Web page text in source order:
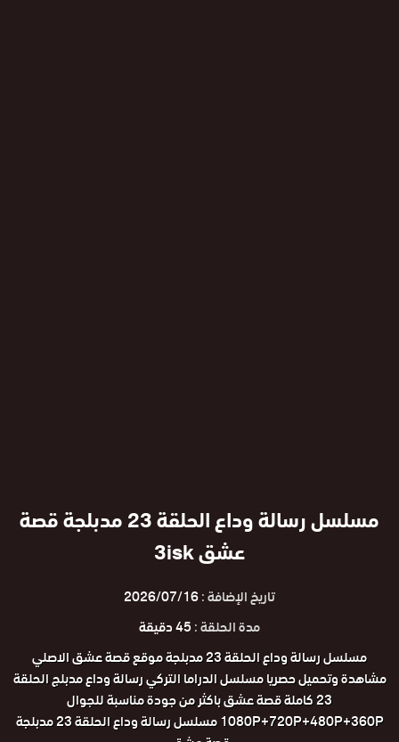
مسلسل رسالة وداع الحلقة 23 مدبلجة قصة
عشق 3isk
تاريخ الإضافة :2026/07/16
مدة الحلقة :45 دقيقة
مسلسل رسالة وداع الحلقة 23 مدبلجة موقع قصة عشق الاصلي
مشاهدة وتحميل حصريا مسلسل الدراما التركي رسالة وداع مدبلج الحلقة
23 كاملة قصة عشق باكثر من جودة مناسبة للجوال
1080P+720P+480P+360P مسلسل رسالة وداع الحلقة 23 مدبلجة